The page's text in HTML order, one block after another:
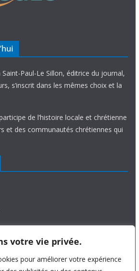
votre vie privée.
pour améliorer votre expérience
Saint-Paul-Le Sillon, éditrice du journal,
s’inscrit dans les mêmes choix et la
de l’histoire locale et chrétienne
et des communautés chrétiennes qui